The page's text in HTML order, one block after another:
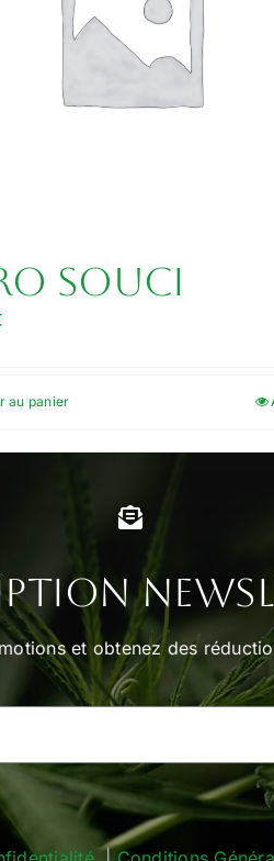
Souci
au panier
et obtenez des